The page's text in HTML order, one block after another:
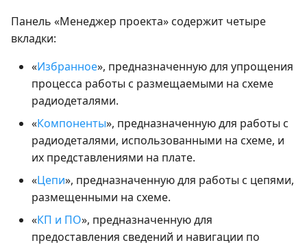
Панель «Менеджер проекта» содержит четыре
вкладки:
«Избранное», предназначенную для упрощения
процесса работы с размещаемыми на схеме
радиодеталями.
«Компоненты», предназначенную для работы с
радиодеталями, использованными на схеме, и
их представлениями на плате.
«Цепи», предназначенную для работы с цепями,
размещенными на схеме.
«КП и ПО», предназначенную для
предоставления сведений и навигации по